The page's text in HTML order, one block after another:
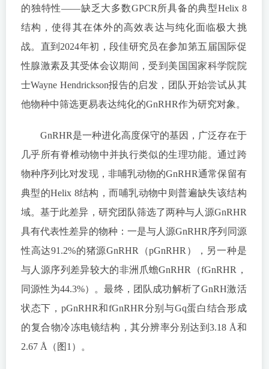
的独特性——缺乏大多数GPCR所具备的典型Helix 8
结构，使得其在体外的高效表达与纯化面临极大挑
战。直到2024年初，段佳研究员在参加第五届国际促
性腺激素及其受体会议期间，受到美国国家科学院院
士Wayne Hendrickson报告的启发，团队开始尝试从其
他物种中筛选更易表达纯化的GnRHR作为研究对象。
GnRHR是一种进化高度保守的基因，广泛存在于
几乎所有脊椎动物中并执行类似的生理功能。通过跨
物种序列比对发现，非哺乳动物的GnRHR通常保留有
典型的Helix 8结构，而哺乳动物中则普遍缺失该结构
域。基于此差异，研究团队筛选了两种与人源GnRHR
具有代表性差异的物种：一是与人源GnRHR序列同源
性高达91.2%的猪源GnRHR（pGnRHR），另一种是
与人源序列差异较大的非洲爪蟾GnRHR（fGnRHR，
同源性为44.3%）。最终，团队成功解析了GnRH激活
状态下，pGnRHR和fGnRHR分别与Gq蛋白结合形成
的复合物冷冻电镜结构，其分辨率分别达到3.18 Å和
2.67 Å（图1）。